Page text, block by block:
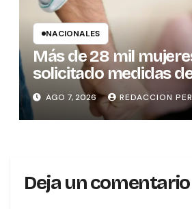
NACIONALES
Más de 28 mil
solicitado medidas
protección
AGO 7, 2026 REDACCION
Deja un comentario